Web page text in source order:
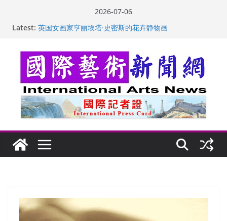
2026-07-06
Latest: “梵心”归处：一场展览 连着攀枝花的千里乡愁
美国人
玛丽安娜·卡拉切娃的绘画：幽默和难以言喻的快乐
苏方 ：“字”得其乐